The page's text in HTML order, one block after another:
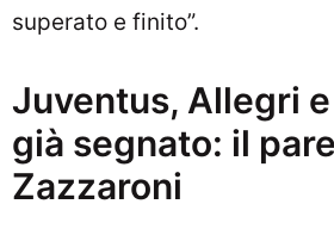
superato e finito”.
Juventus, Allegri
già segnato: il
Zazzaroni